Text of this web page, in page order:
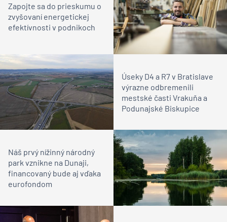
Zapojte sa do prieskumu o
zvyšovaní energetickej
efektívnosti v podnikoch
Úseky D4 a R7 v Bratislave
výrazne odbremenili
mestské časti Vrakuňa a
Podunajské Biskupice
Náš prvý nížinný národný
park vznikne na Dunaji,
financovaný bude aj vďaka
eurofondom